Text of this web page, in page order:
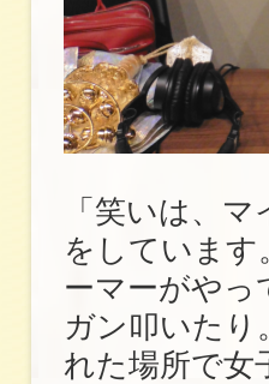
「笑いは、
をしています
ーマーがやっ
ガン叩いたり
れた場所で女